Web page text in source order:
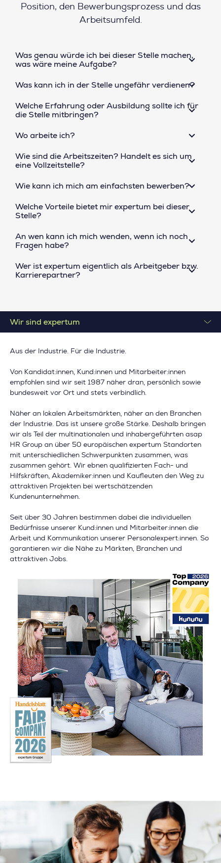
Position, den Bewerbungsprozess und das
Arbeitsumfeld.
Was genau würde ich bei dieser Stelle machen,
was wäre meine Aufgabe?
Was kann ich in der Stelle ungefähr verdienen?
Welche Erfahrung oder Ausbildung sollte ich für
die Stelle mitbringen?
Wo arbeite ich?
Wie sind die Arbeitszeiten? Handelt es sich um
eine Vollzeitstelle?
Wie kann ich mich am einfachsten bewerben?
Welche Vorteile bietet mir expertum bei dieser
Stelle?
An wen kann ich mich wenden, wenn ich noch
Fragen habe?
Wer ist expertum eigentlich als Arbeitgeber bzw.
Karrierepartner?
Wir sind expertum
Aus der Industrie. Für die Industrie.
Von Kandidat:innen, Kund:innen und Mitarbeiter:innen
empfohlen sind wir seit 1987 näher dran, persönlich sowie
bundesweit vor Ort und stets verbindlich.
Näher an lokalen Arbeitsmärkten, näher an den Branchen
der Industrie. Das ist unsere große Stärke. Deshalb bringen
wir als Teil der multinationalen und inhabergeführten asap
HR Group an über 50 europäischen expertum Standorten
mit unterschiedlichen Schwerpunkten zusammen, was
zusammen gehört. Wir ebnen qualifizierten Fach- und
Hilfskräften, Akademiker:innen und Kaufleuten den Weg zu
attraktiven Projekten bei wertschätzenden
Kundenunternehmen.
Seit über 30 Jahren bestimmen dabei die individuellen
Bedürfnisse unserer Kund:innen und Mitarbeiter:innen die
Arbeit und Kommunikation unserer Personalexpert:innen. So
garantieren wir die Nähe zu Märkten, Branchen und
attraktiven Jobs.